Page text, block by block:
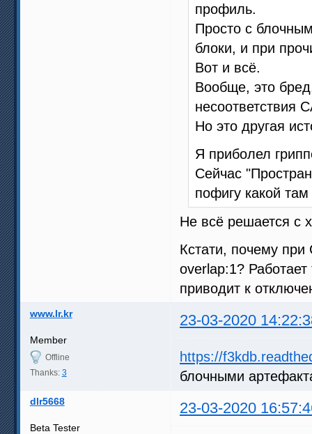
профиль.
Просто с
блоки, и при
Вот и всё.
Вообще, это
несоответствия
Но это другая
Я приболел
Сейчас
пофигу какой
Не всё решается с
Кстати, почему
overlap:1?
приводит к
www.lr.kr 23-03-2020
Member
Offline
Thanks: 3
https://
блочными
dlr5668 23-03-2020
Beta Tester